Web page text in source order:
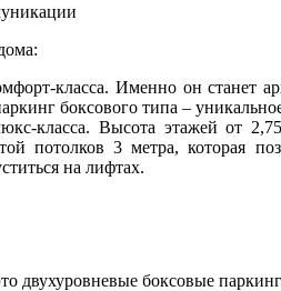
класса. Именно он станет
боксового типа –
класса. Высота этажей от
потолков 3 метра, которая
на лифтах.
двухуровневые боксовые